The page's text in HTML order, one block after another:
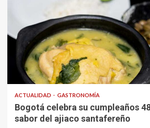
ACTUALIDAD GASTRONOMÍA
Bogotá celebra su cumpleaños
sabor del ajiaco santafereño